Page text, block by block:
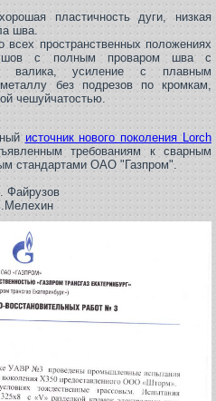
пластичность дуги, низкая
шва.
всех пространственных положениях
шов с полным проваром шва с
валика, усиление с плавным
без подрезов по кромкам,
чешуйчатостью.
источник нового поколения Lorch
требованиям к сварным
стандартами ОАО "Газпром".